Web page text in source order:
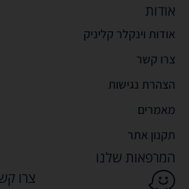
אודות
אודות וינקלר קליניק
צרו קשר
הצהרת נגישות
מאמרים
תקנון אתר
המרפאות שלנו
צרו